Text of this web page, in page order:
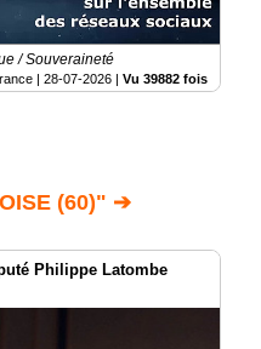
/ Souveraineté
| 28-07-2026 | Vu 39882 fois
(60)" ➔
Philippe Latombe